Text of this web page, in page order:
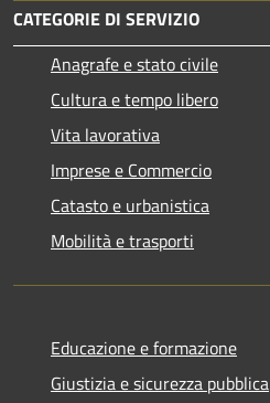
CATEGORIE DI SERVIZIO
Anagrafe e stato civile
Cultura e tempo libero
Vita lavorativa
Imprese e Commercio
Catasto e urbanistica
Mobilità e trasporti
Educazione e formazione
Giustizia e sicurezza pubblica